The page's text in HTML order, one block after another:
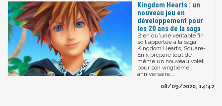
Kingdom Hearts : un
nouveau jeu en
développement pour
les 20 ans de la saga
Bien qu'une véritable fin
soit apportée à la saga
Kingdom Hearts, Square-
Enix prépare tout de
même un nouveau volet
pour son vingtième
anniversaire...
08/09/2020, 14:42